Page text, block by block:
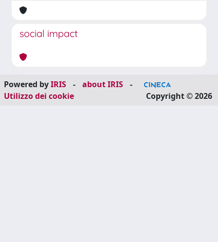
social impact
Powered byIRIS - about IRIS
-
Utilizzo dei cookie
Copyright © 2026